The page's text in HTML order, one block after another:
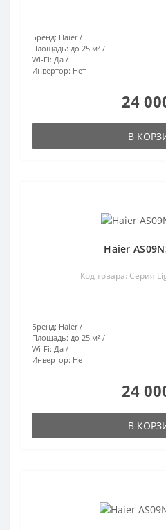
Бренд: Haier
Площадь: до 25 м²
Wi-Fi: Да
Инвертор: Нет
24
В
Haier
Код товара: Серия
Бренд: Haier
Площадь: до 25 м²
Wi-Fi: Да
Инвертор: Нет
24
В